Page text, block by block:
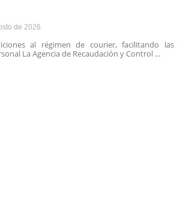
de 2026
al régimen de courier, facilitando las
La Agencia de Recaudación y Control ...